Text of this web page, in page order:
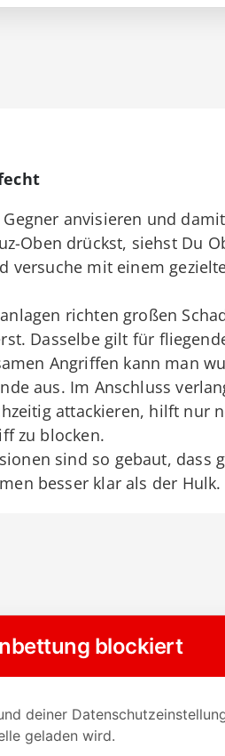
Gegner anvisieren und
Oben drückst, siehst Du
versuche mit einem
richten großen
Dasselbe gilt für
Angriffen kann man
aus. Im Anschluss
attackieren, hilft nur
zu blocken.
sind so gebaut, dass
besser klar als der Hulk.